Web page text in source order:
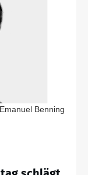
Emanuel Benning